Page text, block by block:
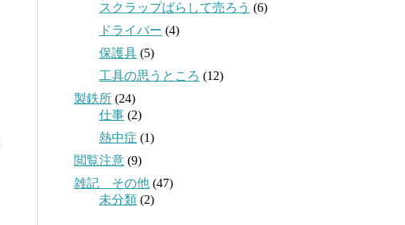
スクラップばらして売ろう (6)
ドライバー (4)
保護具 (5)
工具の思うところ (12)
製鉄所 (24)
仕事 (2)
熱中症 (1)
閲覧注意 (9)
雑記 その他 (47)
未分類 (2)